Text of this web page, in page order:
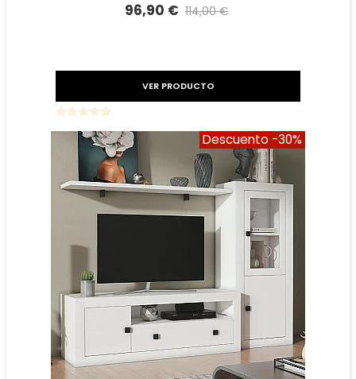
96,90 € 114,00 €
VER PRODUCTO
Descuento -30%